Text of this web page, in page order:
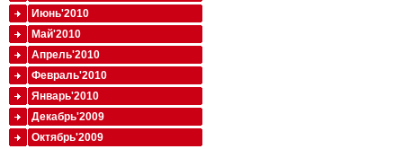
Июнь'2010
Май'2010
Апрель'2010
Февраль'2010
Январь'2010
Декабрь'2009
Октябрь'2009